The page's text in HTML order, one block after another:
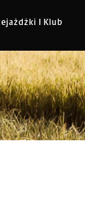
I Klub